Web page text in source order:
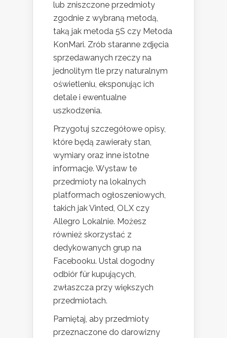
lub zniszczone przedmioty
zgodnie z wybraną metodą,
taką jak metoda 5S czy Metoda
KonMari. Zrób staranne zdjęcia
sprzedawanych rzeczy na
jednolitym tle przy naturalnym
oświetleniu, eksponując ich
detale i ewentualne
uszkodzenia.
Przygotuj szczegółowe opisy,
które będą zawierały stan,
wymiary oraz inne istotne
informacje. Wystaw te
przedmioty na lokalnych
platformach ogłoszeniowych,
takich jak Vinted, OLX czy
Allegro Lokalnie. Możesz
również skorzystać z
dedykowanych grup na
Facebooku. Ustal dogodny
odbiór für kupujących,
zwłaszcza przy większych
przedmiotach.
Pamiętaj, aby przedmioty
przeznaczone do darowizny